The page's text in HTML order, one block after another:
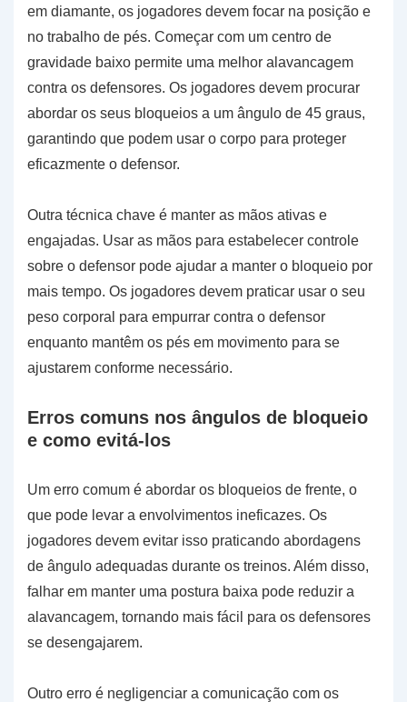
em diamante, os jogadores devem focar na posição e
no trabalho de pés. Começar com um centro de
gravidade baixo permite uma melhor alavancagem
contra os defensores. Os jogadores devem procurar
abordar os seus bloqueios a um ângulo de 45 graus,
garantindo que podem usar o corpo para proteger
eficazmente o defensor.
Outra técnica chave é manter as mãos ativas e
engajadas. Usar as mãos para estabelecer controle
sobre o defensor pode ajudar a manter o bloqueio por
mais tempo. Os jogadores devem praticar usar o seu
peso corporal para empurrar contra o defensor
enquanto mantêm os pés em movimento para se
ajustarem conforme necessário.
Erros comuns nos ângulos de bloqueio
e como evitá-los
Um erro comum é abordar os bloqueios de frente, o
que pode levar a envolvimentos ineficazes. Os
jogadores devem evitar isso praticando abordagens
de ângulo adequadas durante os treinos. Além disso,
falhar em manter uma postura baixa pode reduzir a
alavancagem, tornando mais fácil para os defensores
se desengajarem.
Outro erro é negligenciar a comunicação com os